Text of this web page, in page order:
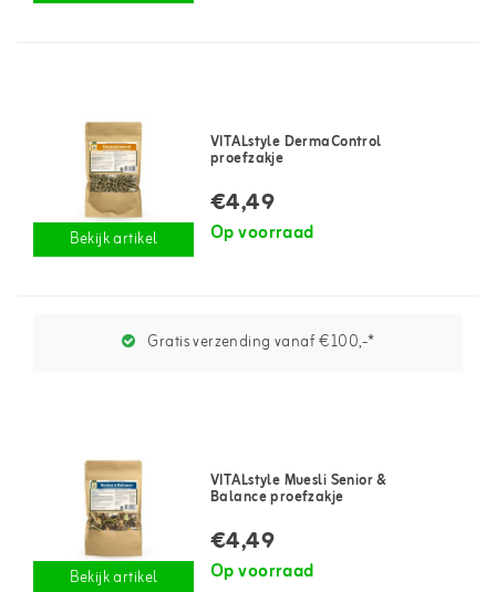
Bekijk artikel
VITALstyle DermaControl
proefzakje
€4,49
Op voorraad
Gratis verzending vanaf €100,-*
Bekijk artikel
VITALstyle Muesli Senior &
Balance proefzakje
€4,49
Op voorraad